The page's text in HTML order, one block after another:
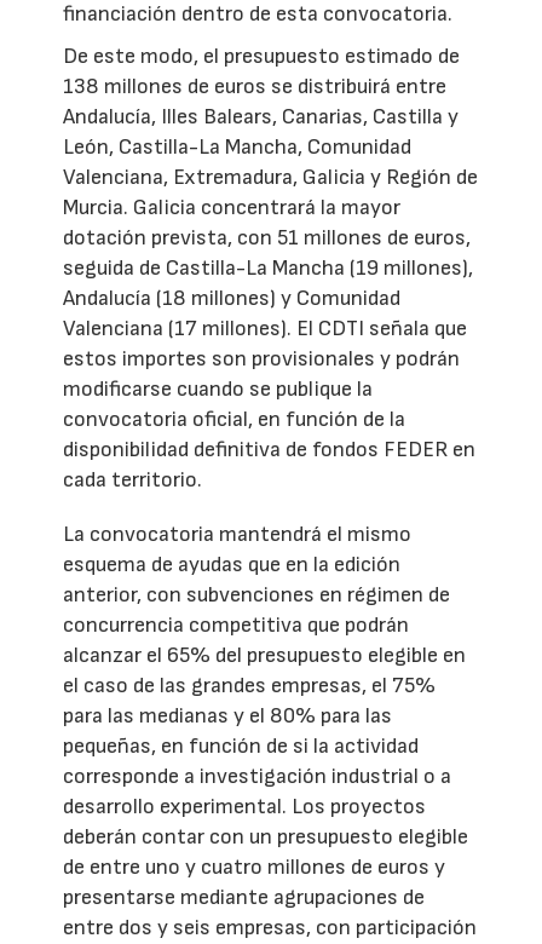
financiación dentro de esta convocatoria.
De este modo, el presupuesto estimado de
138 millones de euros se distribuirá entre
Andalucía, Illes Balears, Canarias, Castilla y
León, Castilla-La Mancha, Comunidad
Valenciana, Extremadura, Galicia y Región de
Murcia. Galicia concentrará la mayor
dotación prevista, con 51 millones de euros,
seguida de Castilla-La Mancha (19 millones),
Andalucía (18 millones) y Comunidad
Valenciana (17 millones). El CDTI señala que
estos importes son provisionales y podrán
modificarse cuando se publique la
convocatoria oficial, en función de la
disponibilidad definitiva de fondos FEDER en
cada territorio.
La convocatoria mantendrá el mismo
esquema de ayudas que en la edición
anterior, con subvenciones en régimen de
concurrencia competitiva que podrán
alcanzar el 65% del presupuesto elegible en
el caso de las grandes empresas, el 75%
para las medianas y el 80% para las
pequeñas, en función de si la actividad
corresponde a investigación industrial o a
desarrollo experimental. Los proyectos
deberán contar con un presupuesto elegible
de entre uno y cuatro millones de euros y
presentarse mediante agrupaciones de
entre dos y seis empresas, con participación